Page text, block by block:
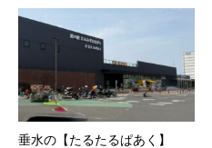
垂水の【たるたるぱあく】